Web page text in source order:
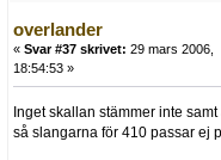
overlander
« Svar #37 skrivet: 29 mars 2006,
18:54:53 »
Inget skallan stämmer inte
så slangarna för 410 passar ej